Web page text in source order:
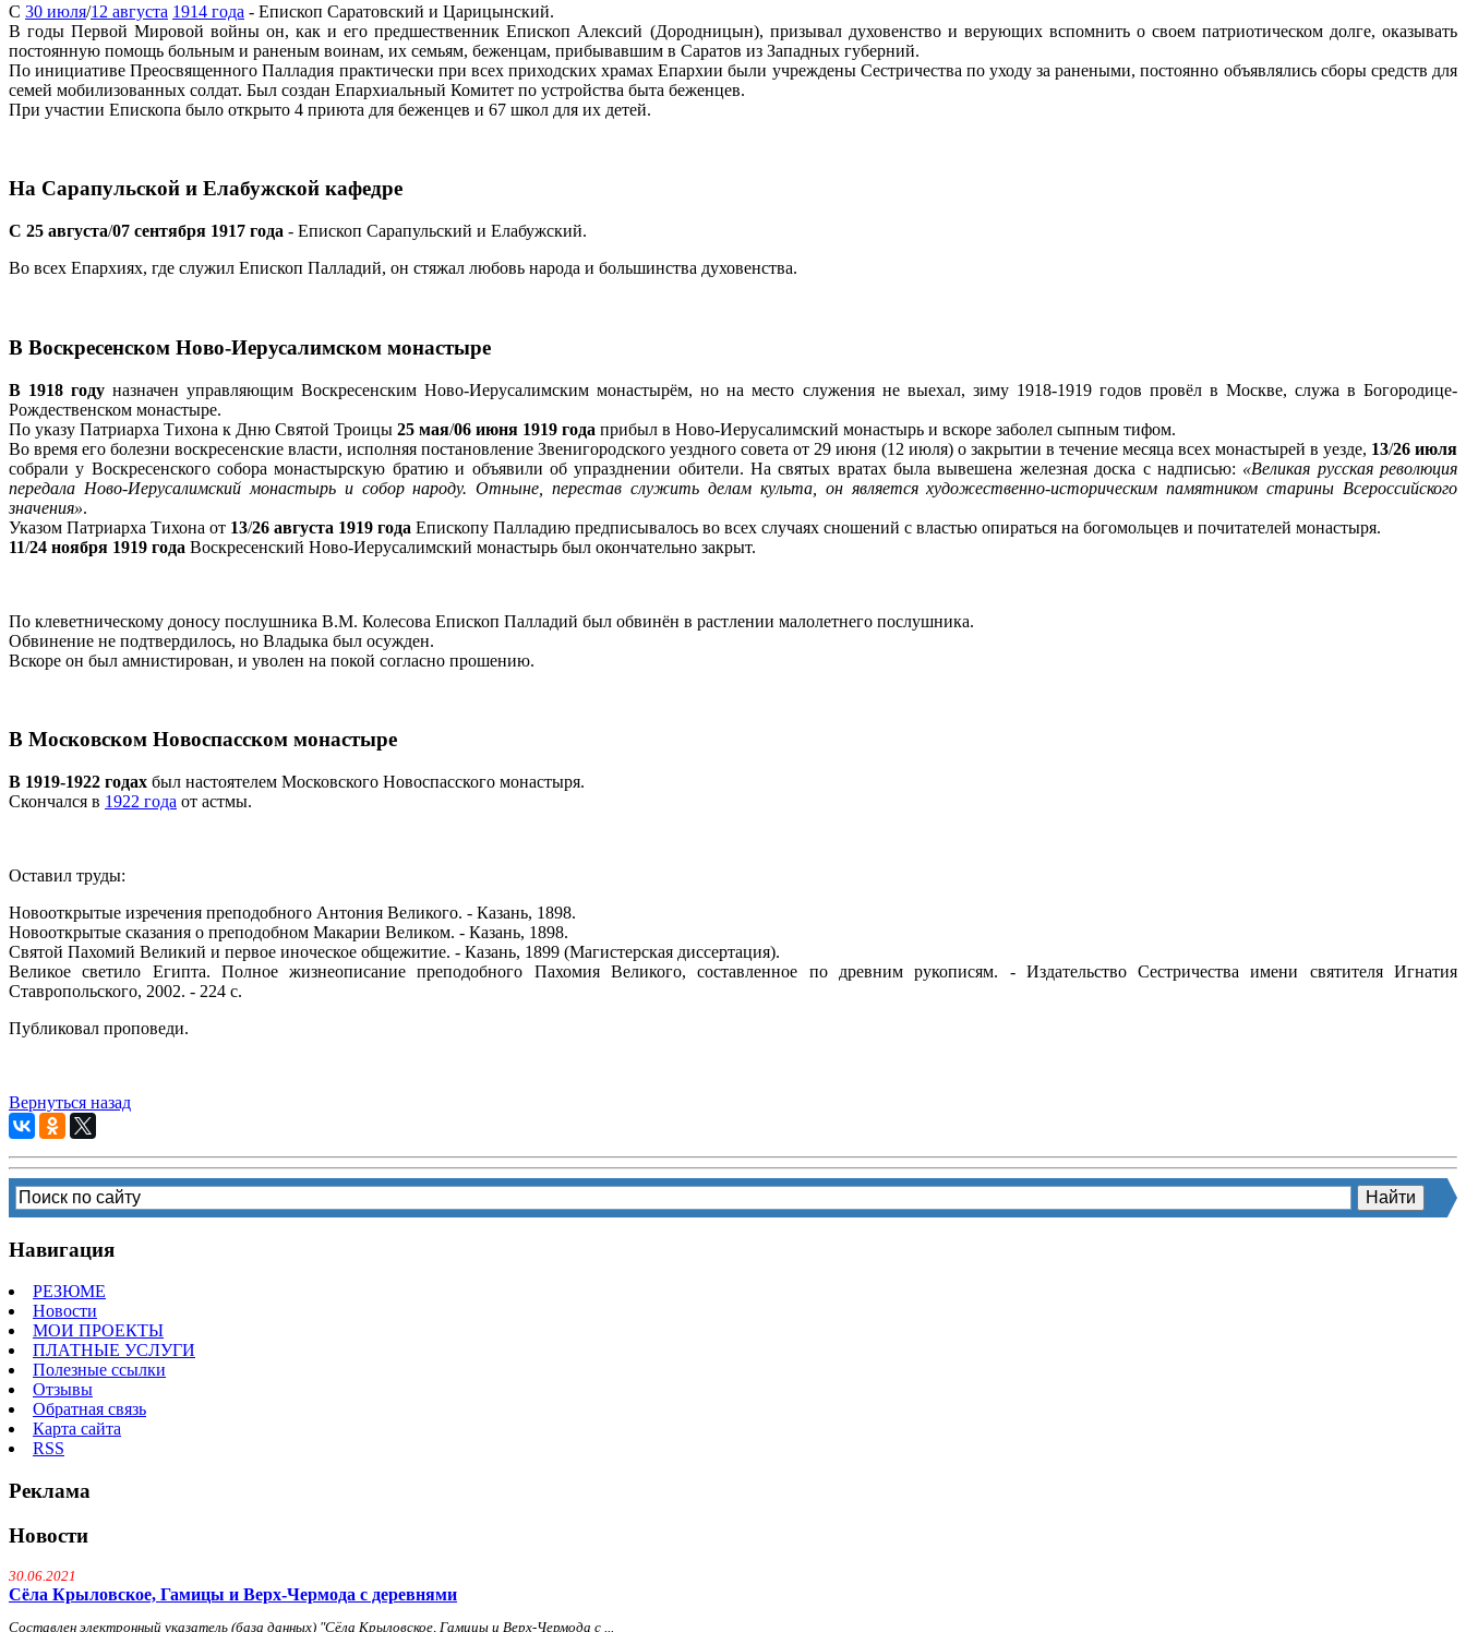
С 30 июля/12 августа 1914 года - Епископ Саратовский и Царицынский.
В годы Первой Мировой войны он, как и его предшественник Епископ Алексий (Дородницын), призывал духовенство и верующих вспомнить о своем патриотическом долге, оказывать
постоянную помощь больным и раненым воинам, их семьям, беженцам, прибывавшим в Саратов из Западных губерний.
По инициативе Преосвященного Палладия практически при всех приходских храмах Епархии были учреждены Сестричества по уходу за ранеными, постоянно объявлялись сборы средств для
семей мобилизованных солдат. Был создан Епархиальный Комитет по устройства быта беженцев.
При участии Епископа было открыто 4 приюта для беженцев и 67 школ для их детей.
На Сарапульской и Елабужской кафедре
С 25 августа/07 сентября 1917 года - Епископ Сарапульский и Елабужский.
Во всех Епархиях, где служил Епископ Палладий, он стяжал любовь народа и большинства духовенства.
В Воскресенском Ново-Иерусалимском монастыре
В 1918 годуназначен управляющим Воскресенским Ново-Иерусалимским монастырём, но на место служения не выехал, зиму 1918-1919 годов провёл в Москве, служа в Богородице-
Рождественском монастыре.
По указу Патриарха Тихона к Дню Святой Троицы 25 мая/06 июня 1919 года прибыл в Ново-Иерусалимский монастырь и вскоре заболел сыпным тифом.
Во время его болезни воскресенские власти, исполняя постановление Звенигородского уездного совета от 29 июня (12 июля) о закрытии в течение месяца всех монастырей в уезде, 13/26 июля
собрали у Воскресенского собора монастырскую братию и объявили об упразднении обители. На святых вратах была вывешена железная доска с надписью: «Великая русская революция
передала Ново-Иерусалимский монастырь и собор народу. Отныне, перестав служить делам культа, он является художественно-историческим памятником старины Всероссийского
значения».
Указом Патриарха Тихона от 13/26 августа 1919 года Епископу Палладию предписывалось во всех случаях сношений с властью опираться на богомольцев и почитателей монастыря.
11/24 ноября 1919 года Воскресенский Ново-Иерусалимский монастырь был окончательно закрыт.
По клеветническому доносу послушника В.М. Колесова Епископ Палладий был обвинён в растлении малолетнего послушника.
Обвинение не подтвердилось, но Владыка был осужден.
Вскоре он был амнистирован, и уволен на покой согласно прошению.
В Московском Новоспасском монастыре
В 1919-1922 годах был настоятелем Московского Новоспасского монастыря.
Скончался в 1922 года от астмы.
Оставил труды:
Новооткрытые изречения преподобного Антония Великого. - Казань, 1898.
Новооткрытые сказания о преподобном Макарии Великом. - Казань, 1898.
Святой Пахомий Великий и первое иноческое общежитие. - Казань, 1899 (Магистерская диссертация).
Великое светило Египта. Полное жизнеописание преподобного Пахомия Великого, составленное по древним рукописям. - Издательство Сестричества имени святителя Игнатия
Ставропольского, 2002. - 224 с.
Публиковал проповеди.
Вернуться назад
Навигация
РЕЗЮМЕ
Новости
МОИ ПРОЕКТЫ
ПЛАТНЫЕ УСЛУГИ
Полезные ссылки
Отзывы
Обратная связь
Карта сайта
RSS
Реклама
Новости
30.06.2021
Сёла Крыловское, Гамицы и Верх-Чермода с деревнями
Составлен электронный указатель (база данных) "Сёла Крыловское, Гамицы и Верх-Чермода с ...